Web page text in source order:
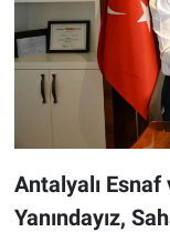
Antalyalı Esnaf
Yanındayız,